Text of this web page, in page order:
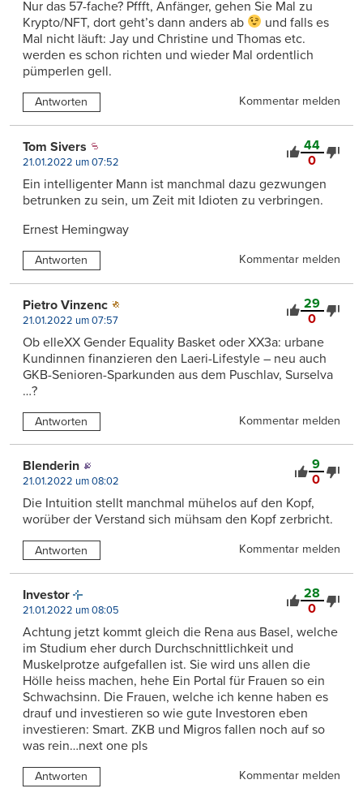
Nur das 57-fache? Pffft, Anfänger, gehen Sie Mal zu
Krypto/NFT, dort geht’s dann anders ab
und falls es
Mal nicht läuft: Jay und Christine und Thomas etc.
werden es schon richten und wieder Mal ordentlich
pümperlen gell.
Antworten Kommentar melden
44
0
Tom Sivers
21.01.2022 um 07:52
Ein intelligenter Mann ist manchmal dazu gezwungen
betrunken zu sein, um Zeit mit Idioten zu verbringen.
Ernest Hemingway
Antworten Kommentar melden
29
0
Pietro Vinzenc
21.01.2022 um 07:57
Ob elleXX Gender Equality Basket oder XX3a: urbane
Kundinnen finanzieren den Laeri-Lifestyle – neu auch
GKB-Senioren-Sparkunden aus dem Puschlav, Surselva
…?
Antworten Kommentar melden
9
0
Blenderin
21.01.2022 um 08:02
Die Intuition stellt manchmal mühelos auf den Kopf,
worüber der Verstand sich mühsam den Kopf zerbricht.
Antworten Kommentar melden
28
0
Investor
21.01.2022 um 08:05
Achtung jetzt kommt gleich die Rena aus Basel, welche
im Studium eher durch Durchschnittlichkeit und
Muskelprotze aufgefallen ist. Sie wird uns allen die
Hölle heiss machen, hehe Ein Portal für Frauen so ein
Schwachsinn. Die Frauen, welche ich kenne haben es
drauf und investieren so wie gute Investoren eben
investieren: Smart. ZKB und Migros fallen noch auf so
was rein…next one pls
Antworten Kommentar melden